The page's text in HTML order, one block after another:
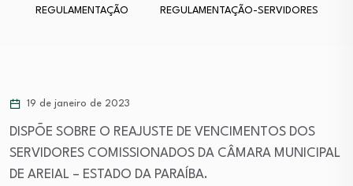
REGULAMENTAÇÃO
REGULAMENTAÇÃO-SERVIDORES
19 de janeiro de 2023
DISPÕE SOBRE O REAJUSTE DE VENCIMENTOS DOS
SERVIDORES COMISSIONADOS DA CÂMARA MUNICIPAL
DE AREIAL – ESTADO DA PARAÍBA.